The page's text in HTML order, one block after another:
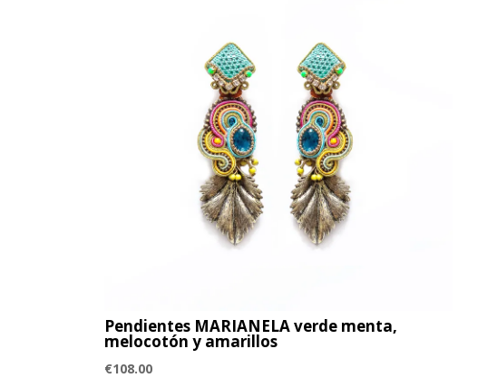
Pendientes MARIANELA verde menta,
melocotón y amarillos
€108.00